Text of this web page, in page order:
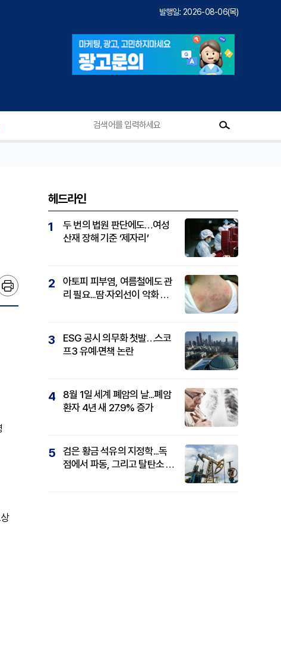
발행일: 2026-08-06(목)
헤드라인
1
두 번의 법원 판단에도…여성
산재 장해 기준 ‘제자리’
2
아토피 피부염, 여름철에도 관
리 필요...땀·자외선이 악화 요
3
ESG 공시 의무화 첫발…스코
프3 유예·면책 논란
4
8월 1일 세계 폐암의 날...폐암
환자 4년 새 27.9% 증가
5
검은 황금 석유의 지정학...독
점에서 파동, 그리고 탈탄소 패